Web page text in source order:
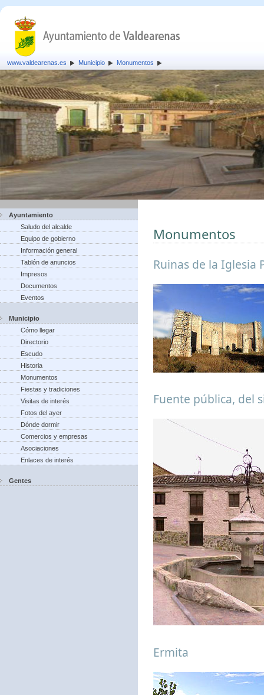
www.valdearenas.es Municipio Monumentos
Ayuntamiento
Saludo del alcalde
Equipo de gobierno
Información general
Tablón de anuncios
Impresos
Documentos
Eventos
Municipio
Cómo llegar
Directorio
Escudo
Historia
Monumentos
Fiestas y tradiciones
Visitas de interés
Fotos del ayer
Dónde dormir
Comercios y empresas
Asociaciones
Enlaces de interés
Gentes
Monumentos
Ruinas de la
Fuente pública, del
Ermita